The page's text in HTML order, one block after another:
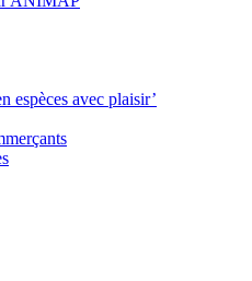
espèces avec plaisir’